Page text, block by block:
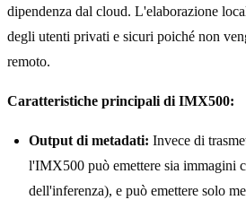
dipendenza dal cloud. L'elaborazione
degli utenti privati e sicuri poiché non
remoto.
Caratteristiche principali di IMX500:
Output di metadati: Invece di
l'IMX500 può emettere sia immagini
dell'inferenza), e può emettere solo